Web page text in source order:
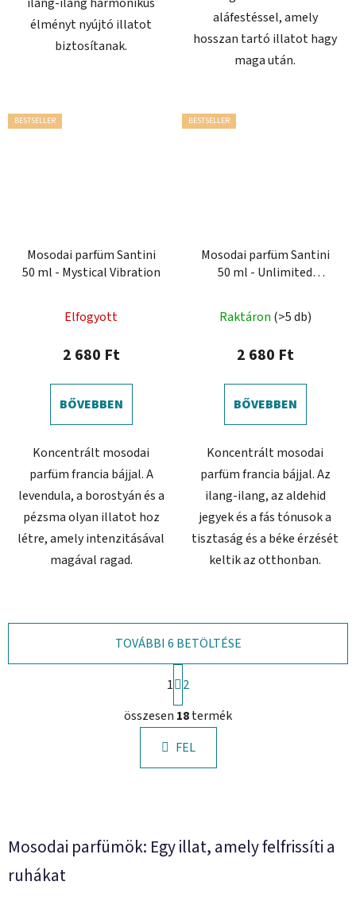
élményt nyújtó illatot
biztosítanak.
aláfestéssel, amely
hosszan tartó illatot hagy
maga után.
BESTSELLER
Mosodai parfüm Santini
50 ml - Mystical Vibration
Elfogyott
2 680 Ft
BŐVEBBEN
Koncentrált mosodai
parfüm francia bájjal. A
levendula, a borostyán és a
pézsma olyan illatot hoz
létre, amely intenzitásával
magával ragad.
BESTSELLER
Mosodai parfüm Santini
50 ml - Unlimited
Raktáron (>5 db)
2 680 Ft
BŐVEBBEN
Koncentrált mosodai
parfüm francia bájjal. Az
ilang-ilang, az aldehid
jegyek és a fás tónusok a
tisztaság és a béke érzését
keltik az otthonban.
L
i
s
t
a
n
TOVÁBBI 6 BETÖLTÉSE
L
a
p
o
z
á
1
2
összesen 18termék
FEL
Mosodai parfümök: Egy illat, amely felfrissíti a
ruhákat